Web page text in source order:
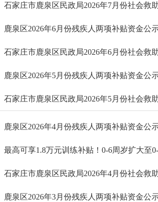
石家庄市鹿泉区民政局2026年7月份社会救
鹿泉区2026年6月份残疾人两项补贴资金公
石家庄市鹿泉区民政局2026年6月份社会救
鹿泉区2026年5月份残疾人两项补贴资金公
石家庄市鹿泉区民政局2026年5月份社会救
鹿泉区2026年4月份残疾人两项补贴资金公
最高可享1.8万元训练补贴！0-6周岁扩大至0-
石家庄市鹿泉区民政局2026年4月份社会救
鹿泉区2026年3月份残疾人两项补贴资金公